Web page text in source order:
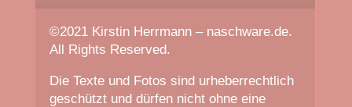
©2021 Kirstin Herrmann – naschware.de.
All Rights Reserved.
Die Texte und Fotos sind urheberrechtlich
geschützt und dürfen nicht ohne eine